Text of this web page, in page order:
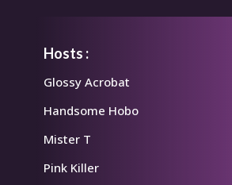
Hosts :
Glossy Acrobat
Handsome Hobo
Mister T
Pink Killer